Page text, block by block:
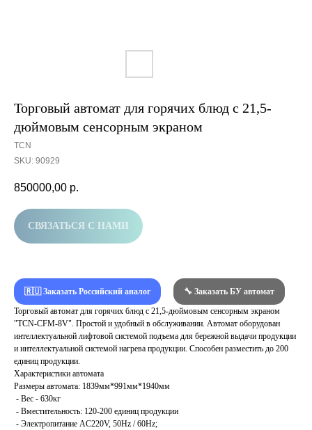
Торговый автомат для горячих блюд с 21,5-
дюймовым сенсорным экраном
TCN
SKU: 90929
850000,00 р.
СВЯЗАТЬСЯ С НАМИ
🇷🇺 Заказать Российский аналог
🔧 Заказать БУ автомат
Торговый автомат для горячих блюд с 21,5-дюймовым сенсорным экраном
"TCN-CFM-8V". Простой и удобный в обслуживании. Автомат оборудован
интеллектуальной лифтовой системой подъема для бережной выдачи продукции
и интеллектуальной системой нагрева продукции. Способен разместить до 200
единиц продукции.
Характеристики автомата
Размеры автомата: 1839мм*991мм*1940мм
- Вес - 630кг
- Вместительность: 120-200 единиц продукции
- Электропитание AC220V, 50Hz / 60Hz;